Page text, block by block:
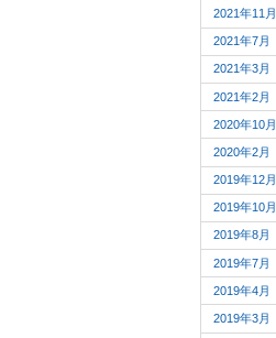
2021年11月
2021年7月
2021年3月
2021年2月
2020年10月
2020年2月
2019年12月
2019年10月
2019年8月
2019年7月
2019年4月
2019年3月